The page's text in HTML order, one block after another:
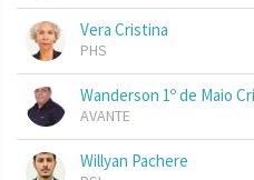
Vera Cristina
PHS
Wanderson 1º de Maio
AVANTE
Willyan Pachere